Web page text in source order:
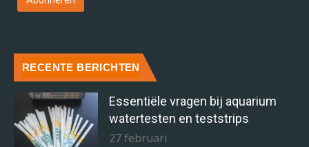
RECENTE BERICHTEN
Essentiële vragen bij aquarium
watertesten en teststrips
27 februari